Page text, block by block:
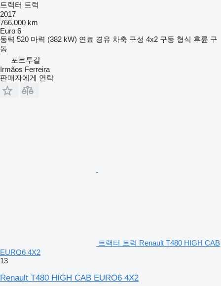
트랙터 트럭
2017
766,000 km
Euro 6
동력 520 마력 (382 kW) 연료 경유 차축 구성 4x2 구동 형식 후륜 구
동
포르투갈
Irmãos Ferreira
판매자에게 연락
트랙터 트럭 Renault T480 HIGH CAB
EURO6 4X2
13
Renault T480 HIGH CAB EURO6 4X2